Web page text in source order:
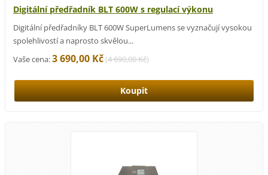
Digitální předřadník BLT 600W s regulací výkonu
Digitální předřadníky BLT 600W SuperLumens se vyznačují vysokou
spolehlivostí a naprosto skvělou...
Vaše cena:3 690,00 Kč(4 690,00 Kč)